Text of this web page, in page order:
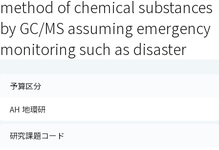
method of chemical substances
by GC/MS assuming emergency
monitoring such as disaster
予算区分
AH 地環研
研究課題コード